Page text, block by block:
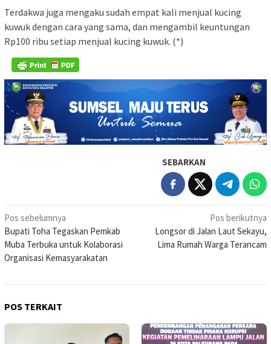
Terdakwa juga mengaku sudah empat kali menjual kucing
kuwuk dengan cara yang sama, dan mengambil keuntungan
Rp100 ribu setiap menjual kucing kuwuk. (*)
SEBARKAN
Navigasi
pos
Pos sebelumnya
Bupati Toha Tegaskan Pemkab
Muba Terbuka untuk Kolaborasi
Organisasi Kemasyarakatan
Pos berikutnya
Longsor di Jalan Laut Sekayu,
Lima Rumah Warga Terancam
POS TERKAIT